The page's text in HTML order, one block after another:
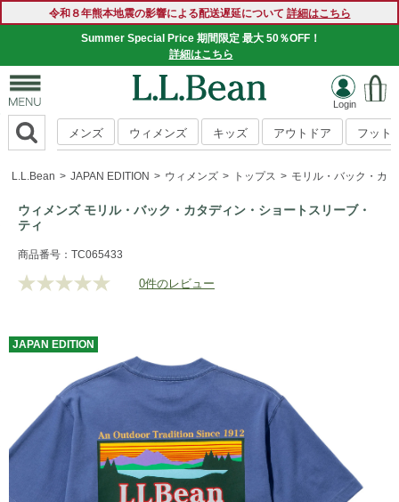
令和８年熊本地震の影響による配送遅延について 詳細はこちら
Summer Special Price 期間限定 最大 50％OFF！
詳細はこちら
メンズ ウィメンズ キッズ アウトドア フット
L.L.Bean JAPAN EDITION ウィメンズ トップス モリル・バック・カ
ウィメンズ モリル・バック・カタディン・ショートスリーブ・
ティ
https://www.llbean.co.jp/womens/tops/tshirts-
short/g/CK04535004.html
商品番号：TC065433
評
同
じ
の
リ
ン
ク。
0件のレビュー
JAPAN EDITION